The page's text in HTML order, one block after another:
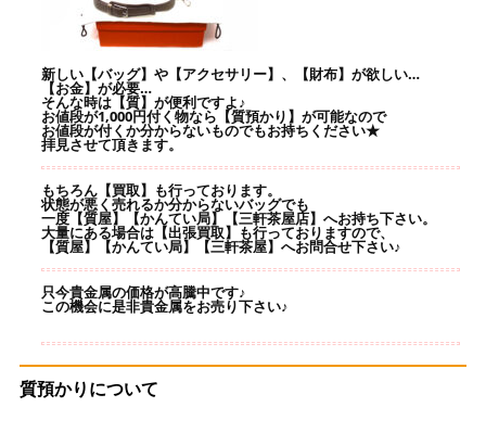
新しい【バッグ】や【アクセサリー】、【財布】が欲しい…
【お金】が必要…
そんな時は【質】が便利ですよ♪
お値段が1,000円付く物なら【質預かり】が可能なので
お値段が付くか分からないものでもお持ちください★
拝見させて頂きます。
もちろん【買取】も行っております。
状態が悪く売れるか分からないバッグでも
一度【質屋】【かんてい局】【三軒茶屋店】へお持ち下さい。
大量にある場合は【出張買取】も行っておりますので、
【質屋】【かんてい局】【三軒茶屋】へお問合せ下さい♪
只今貴金属の価格が高騰中です♪
この機会に是非貴金属をお売り下さい♪
質預かりについて